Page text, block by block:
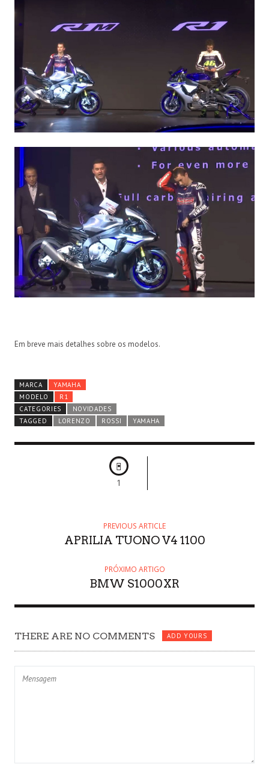
Em breve mais detalhes sobre os modelos.
MARCA
YAMAHA
MODELO
R1
CATEGORIES
NOVIDADES
TAGGED
LORENZO ROSSI YAMAHA
1
PREVIOUS ARTICLE
APRILIA TUONO V4 1100
PRÓXIMO ARTIGO
BMW S1000XR
THERE ARE NO COMMENTS ADD YOURS